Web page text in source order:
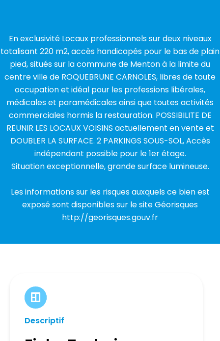
En exclusivité Locaux professionnels sur deux niveaux
totalisant 220 m2, accès handicapés pour le bas de plain
pied, situés sur la commune de Menton à la limite du
centre ville de ROQUEBRUNE CARNOLES, libres de toute
occupation et idéal pour les professions libérales,
médicales et paramédicales ainsi que toutes activités
commerciales hormis la restauration. POSSIBILITE DE
REUNIR LES LOCAUX VOISINS actuellement en vente et
DOUBLER LA SURFACE. 2 PARKINGS SOUS-SOL, Accès
indépendant possible pour le 1er étage.
Situation exceptionnelle, grande surface lumineuse.
Les informations sur les risques auxquels ce bien est
exposé sont disponibles sur le site Géorisques
http://georisques.gouv.fr
Descriptif